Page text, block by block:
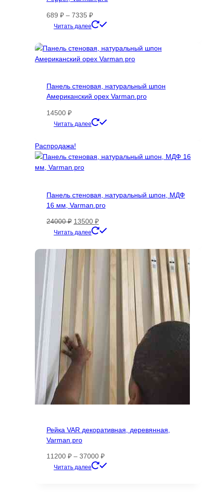
689 ₽ – 7335 ₽Диапазон
цен:
–
7335 ₽
Читать далее
имеет
несколько
можно
выбрать
Панель стеновая, натуральный шпон
Американский орех Varman.pro
14500 ₽
Читать далее
несколько
выбрать
Распродажа!
Панель стеновая, натуральный шпон, МДФ
16 мм, Varman.pro
24000₽ Первоначальная
цена
13500 ₽Текущая
цена:
Читать далее
имеет
несколько
вариаций.
можно
выбрать
странице
товара.
Рейка VAR декоративная, деревянная,
Varman.pro
11200 ₽ – 37000 ₽Диапазон
цен:
Читать далее